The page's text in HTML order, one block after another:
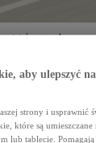
ostatnie egzemplarze
w Polsce. Po
marca 2024 roku
rocznika 2023. U dilerów
z napędem 2.0 Hybrid
sięgają nawet 18 200
napędem na cztery
aby ulepszyć
strony i usprawnić
które są umieszczane
lub tablecie.